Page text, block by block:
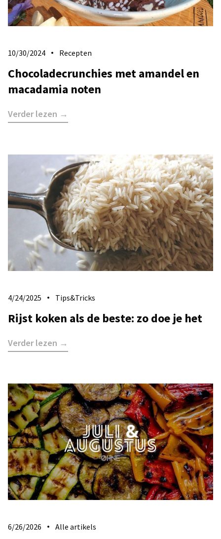
10/30/2024 Recepten
Chocoladecrunchies met amandel en
macadamia noten
Verder lezen →
4/24/2025 Tips&Tricks
Rijst koken als de beste: zo doe je het
Verder lezen →
6/26/2026 Alle artikels